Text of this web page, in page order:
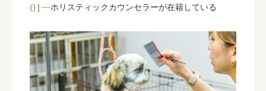
01 ホリスティックカウンセラーが在籍している